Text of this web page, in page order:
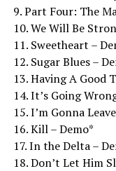
9. Part Four: The
10. We Will Be
11. Sweetheart –
12. Sugar Blues –
13. Having A Good
14. It’s Going
15. I’m Gonna
16. Kill – Demo*
17. In the Delta –
18. Don’t Let Him